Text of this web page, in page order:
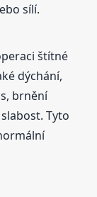
sílí.
štítné
dýchání,
brnění
Tyto